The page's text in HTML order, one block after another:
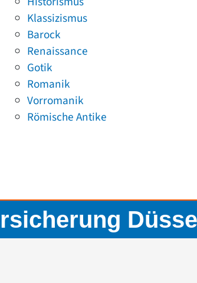
Klassizismus
Barock
Renaissance
Gotik
Romanik
Vorromanik
Römische Antike